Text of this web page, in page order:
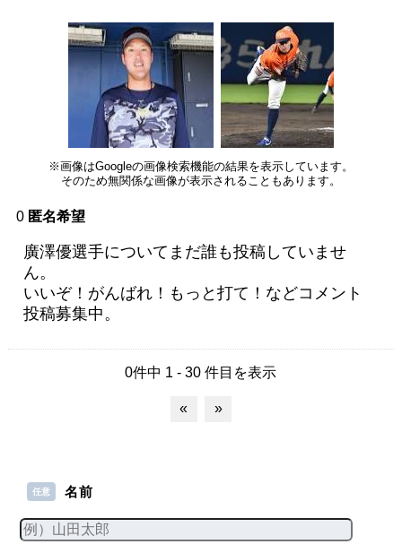
※画像はGoogleの画像検索機能の結果を表示しています。
そのため無関係な画像が表示されることもあります。
0 匿名希望
廣澤優選手についてまだ誰も投稿していませ
ん。
いいぞ！がんばれ！もっと打て！などコメント
投稿募集中。
0件中 1 - 30 件目を表示
« »
任意 名前